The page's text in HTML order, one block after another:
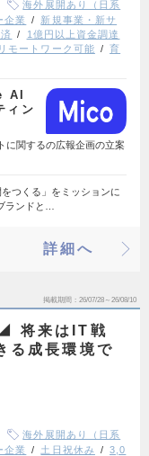
海外展開あり（日系
企業
新規事業・新サ
1億円以上資金調達
リモートワーク可能
育
AI
ィン
関するの広報企画の立案
つくる」をミッションに
ランドと…
詳細へ
掲載期間 26/07/28～26/08/10
将来はIT戦
る成長環境で
海外展開あり（日系
企業 土日祝休み
3,0